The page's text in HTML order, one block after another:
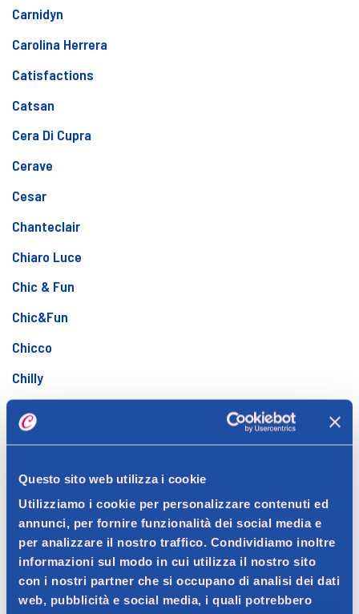
Questo sito web utilizza i cookie
Utilizziamo i cookie per personalizzare contenuti ed
annunci, per fornire funzionalità dei social media e
per analizzare il nostro traffico. Condividiamo inoltre
informazioni sul modo in cui utilizza il nostro sito
con i nostri partner che si occupano di analisi dei dati
web, pubblicità e social media, i quali potrebbero
Carnidyn
Carolina Herrera
Catisfactions
Catsan
Cera Di Cupra
Cerave
Cesar
Chanteclair
Chiaro Luce
Chic & Fun
Chic&Fun
Chicco
Chilly
Cif
Cillit Bang
Cistiset
Citronella